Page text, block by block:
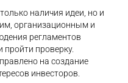
наличия идеи, но и
организационным и
регламентов
проверку.
на создание
инвесторов.